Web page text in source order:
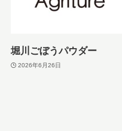
堀川ごぼうパウダー
2026年6月26日